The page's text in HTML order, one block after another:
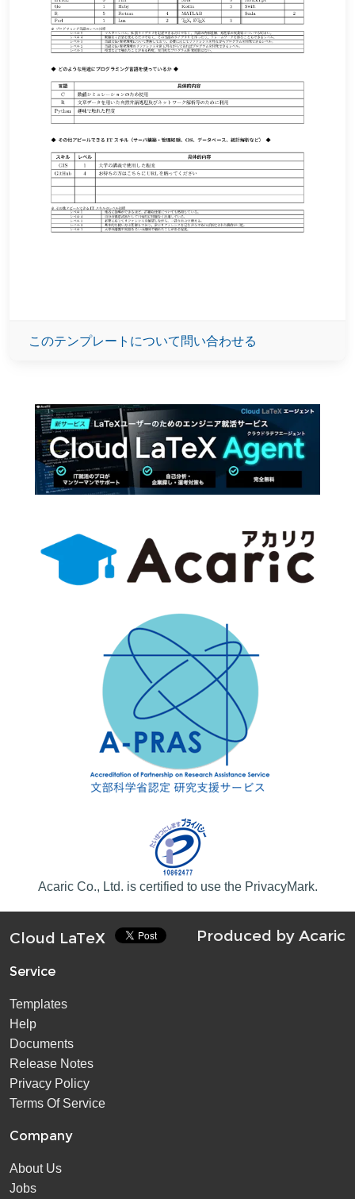
このテンプレートについて問い合わせる
Acaric Co., Ltd. is certified to use the PrivacyMark.
Produced by Acaric
Cloud LaTeX
Service
Templates
Help
Documents
Release Notes
Privacy Policy
Terms Of Service
Company
About Us
Jobs